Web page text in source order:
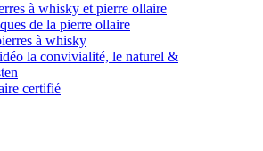
à whisky et pierre ollaire
de la pierre ollaire
à whisky
la convivialité, le naturel &
certifié